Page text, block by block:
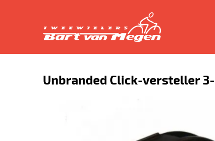
Unbranded Click-versteller